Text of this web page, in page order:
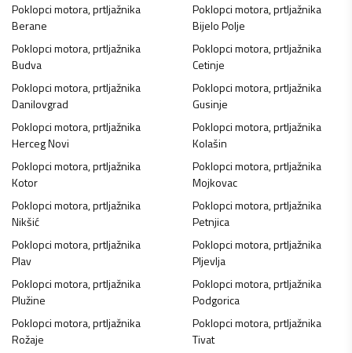
Poklopci motora, prtljažnika
Berane
Poklopci motora, prtljažnika
Bijelo Polje
Poklopci motora, prtljažnika
Budva
Poklopci motora, prtljažnika
Cetinje
Poklopci motora, prtljažnika
Danilovgrad
Poklopci motora, prtljažnika
Gusinje
Poklopci motora, prtljažnika
Herceg Novi
Poklopci motora, prtljažnika
Kolašin
Poklopci motora, prtljažnika
Kotor
Poklopci motora, prtljažnika
Mojkovac
Poklopci motora, prtljažnika
Nikšić
Poklopci motora, prtljažnika
Petnjica
Poklopci motora, prtljažnika
Plav
Poklopci motora, prtljažnika
Pljevlja
Poklopci motora, prtljažnika
Plužine
Poklopci motora, prtljažnika
Podgorica
Poklopci motora, prtljažnika
Rožaje
Poklopci motora, prtljažnika
Tivat